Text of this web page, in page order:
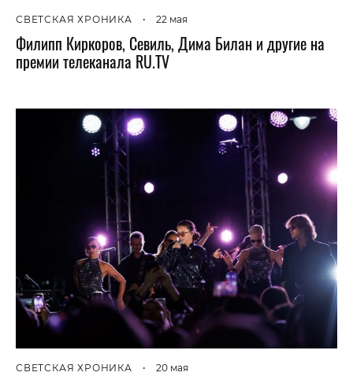
СВЕТСКАЯ ХРОНИКА • 22 мая
Филипп Киркоров, Севиль, Дима Билан и другие на
премии телеканала RU.TV
СВЕТСКАЯ ХРОНИКА • 20 мая